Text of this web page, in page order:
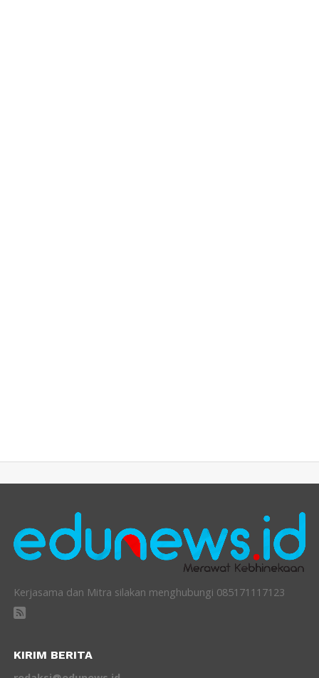
Kerjasama dan Mitra silakan menghubungi 085171117123
KIRIM BERITA